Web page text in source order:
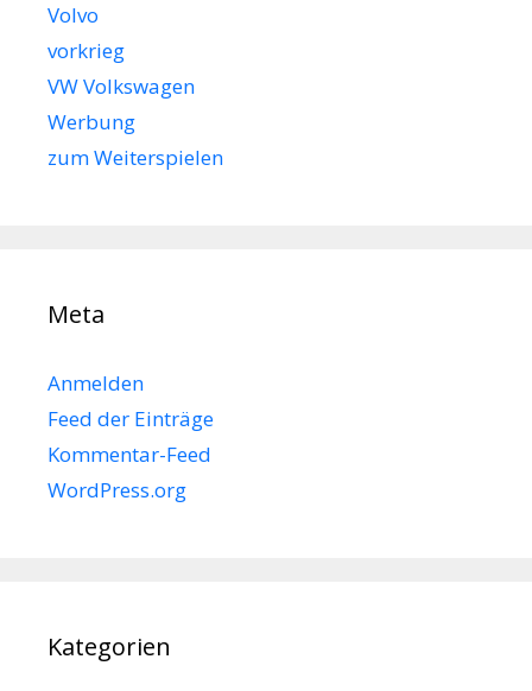
Volvo
vorkrieg
VW Volkswagen
Werbung
zum Weiterspielen
Meta
Anmelden
Feed der Einträge
Kommentar-Feed
WordPress.org
Kategorien